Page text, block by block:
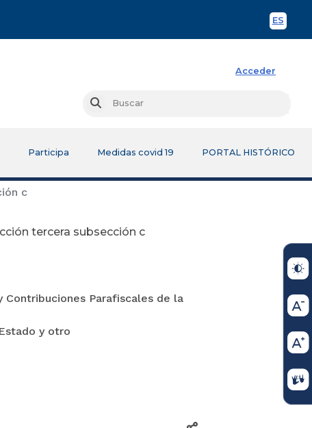
ES
Acceder
Buscar
Participa Medidas covid 19 PORTAL HISTÓRICO
c
tercera subsección c
Contribuciones Parafiscales de la
y otro